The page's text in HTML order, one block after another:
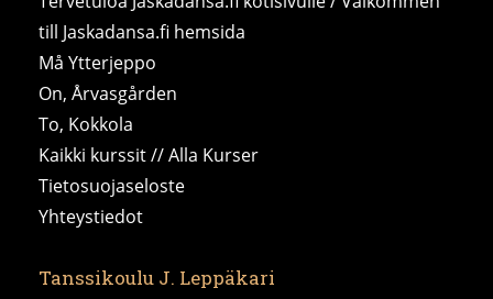
till Jaskadansa.fi hemsida
Må Ytterjeppo
On, Årvasgården
To, Kokkola
Kaikki kurssit // Alla Kurser
Tietosuojaseloste
Yhteystiedot
Tanssikoulu J. Leppäkari